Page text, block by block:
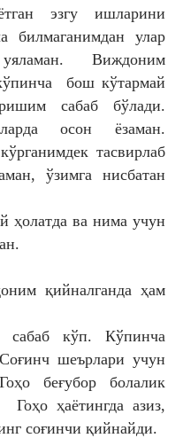
эзгу ишларини
билмаганимдан улар
Виждоним
бош кўтармай
сабаб бўлади.
осон ёзаман.
тасвирлаб
ўзимга нисбатан
ва нима учун
қийналганда ҳам
кўп. Кўпинча
шеърлари учун
беғубор болалик
Гоҳо ҳаётингда азиз,
соғинчи қийнайди.